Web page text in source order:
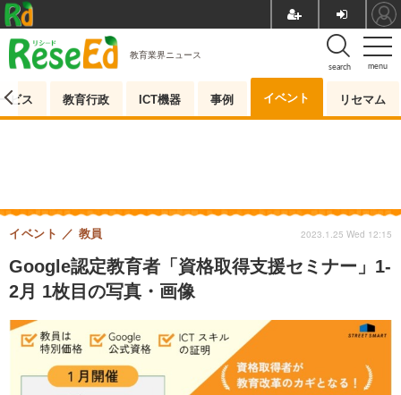
menu
search
教育業界ニュース
ビス 教育行政 ICT機器 事例 イベント リセマム
Google認定教育者「資格取得支援セミナー」1-
2月 1枚目の写真・画像
イベント 教員 2023.1.25 Wed 12:15